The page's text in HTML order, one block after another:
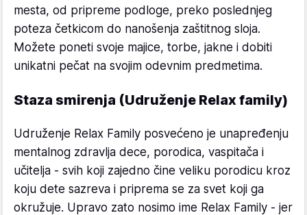
mesta, od pripreme podloge, preko poslednjeg
poteza četkicom do nanošenja zaštitnog sloja.
Možete poneti svoje majice, torbe, jakne i dobiti
unikatni pečat na svojim odevnim predmetima.
Staza smirenja (Udruženje Relax family)
Udruženje Relax Family posvećeno je unapređenju
mentalnog zdravlja dece, porodica, vaspitača i
učitelja - svih koji zajedno čine veliku porodicu kroz
koju dete sazreva i priprema se za svet koji ga
okružuje. Upravo zato nosimo ime Relax Family - jer